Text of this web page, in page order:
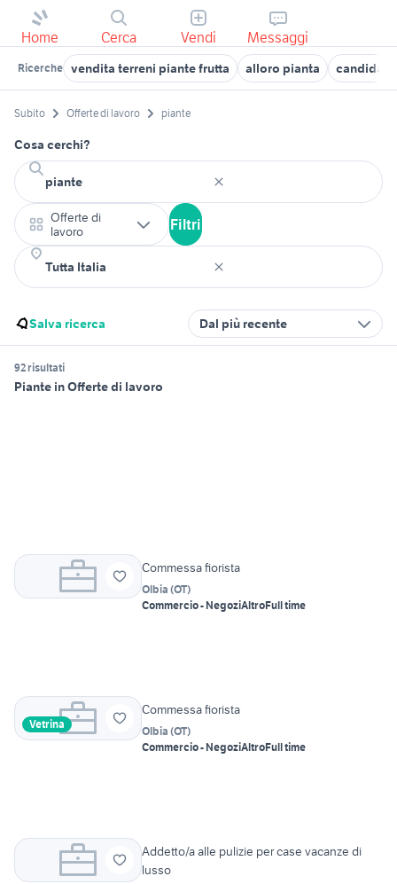
Home Cerca Vendi Messaggi
Ricerche vendita terreni piante frutta alloro pianta candidati
Subito Offerte di lavoro piante
Cosa cerchi?
Offerte di
lavoro
Filtri
Salva ricerca Dal più recente
92 risultati
Piante in Offerte di lavoro
Commessa fiorista
Olbia (OT)
Commercio - NegoziAltroFull time
Vetrina
Commessa fiorista
Olbia (OT)
Commercio - NegoziAltroFull time
Addetto/a alle pulizie per case vacanze di
lusso